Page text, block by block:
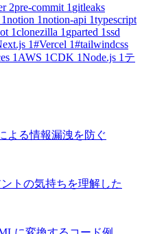
2pre-commit 1 gitleaks
1notion 1notion-api 1typescript
1clonezilla 1 gparted 1ssd
1#Vercel 1#tailwindcss
1 AWS 1CDK 1Node.js 1 テ
よる情報漏洩を防ぐ
トの気持ちを理解した